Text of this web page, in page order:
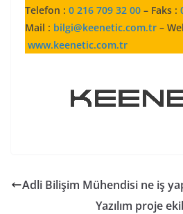
Telefon : 0 216 709 32 00 – Faks :
Mail : bilgi@keenetic.com.tr –
www.keenetic.com.tr
Adli Bilişim Mühendisi ne iş
Yazılım proje